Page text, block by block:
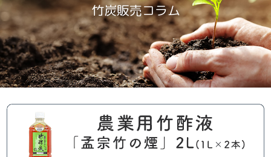
竹炭販売コラム